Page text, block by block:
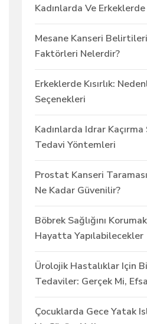
Kadınlarda Ve
Mesane Kanseri
Faktörleri Nelerdir?
Erkeklerde Kısırlık:
Seçenekleri
Kadınlarda Idrar
Tedavi Yöntemleri
Prostat Kanseri
Ne Kadar Güvenilir?
Böbrek Sağlığını
Hayatta Yapılabilecekler
Ürolojik Hastalıklar Için
Tedaviler: Gerçek Mi,
Çocuklarda Gece Yatak